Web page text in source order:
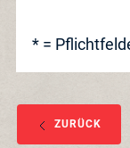
* =
ZURÜCK